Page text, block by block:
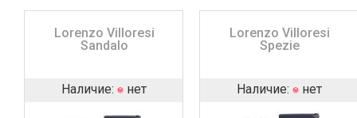
Lorenzo Villoresi
Sandalo
Наличие: нет
Lorenzo Villoresi
Spezie
Наличие: нет